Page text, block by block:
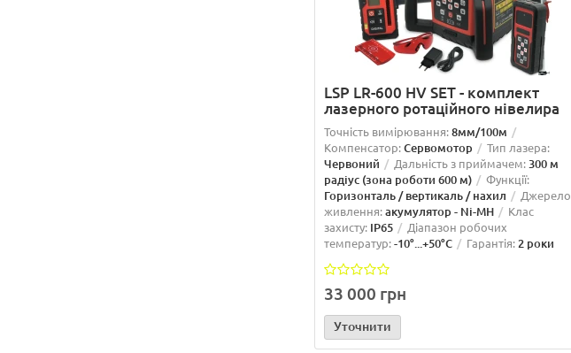
LSP LR-600 HV SET - комплект
лазерного ротаційного нівелира
Точність вимірювання:8мм/100м
Компенсатор:Сервомотор Тип лазера:
Червоний Дальність з приймачем:300 м
радіус (зона роботи 600 м)
Функції:
Горизонталь / вертикаль / нахил
Джерело
живлення:акумулятор - Ni-MH
Клас
захисту: IP65
Діапазон робочих
температур:-10°...+50°C Гарантія:2 роки
33 000 грн
Уточнити